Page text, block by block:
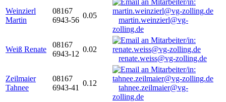
Weinzierl
Martin
08167
6943-56
0.05
martin.weinzierl@vg-
zolling.de
Weiß Renate
08167
6943-12
0.02
renate.weiss@vg-zolling.de
Zeilmaier
Tahnee
08167
6943-41
0.12
tahnee.zeilmaier@vg-
zolling.de